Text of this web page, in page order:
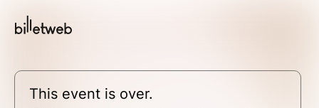
This event is over.